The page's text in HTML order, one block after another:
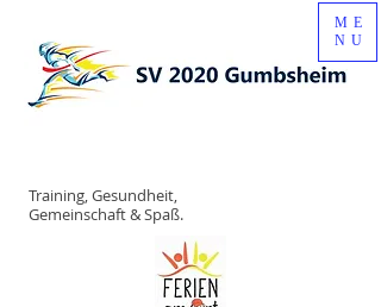
Training, Gesundheit,
Gemeinschaft & Spaß.
ME
NU